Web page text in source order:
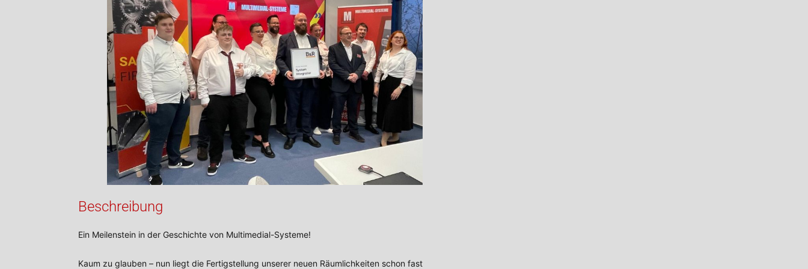
Beschreibung
Ein Meilenstein in der Geschichte von Multimedial-Systeme!
Kaum zu glauben – nun liegt die Fertigstellung unserer neuen Räumlichkeiten schon fast